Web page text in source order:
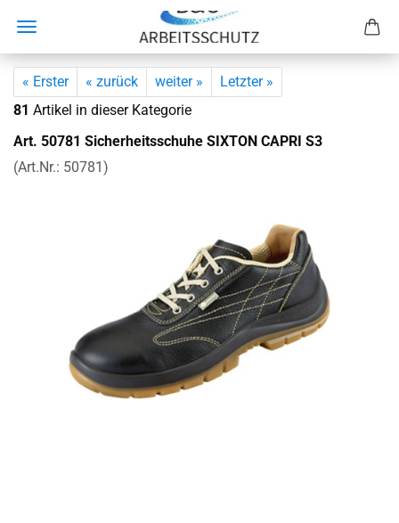
« Erster « zurück weiter »
Letzter »
81 Artikel in dieser Kategorie
Art. 50781 Si­cher­heits­schu­he SIXTON CAPRI S3
(Art.Nr.: 50781)